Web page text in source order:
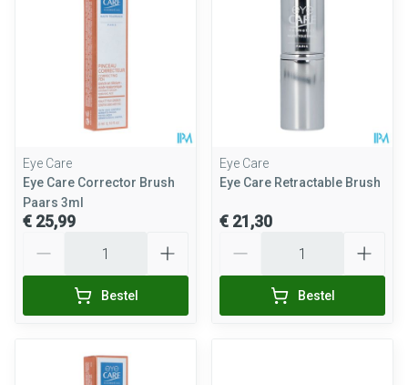
Eye Care
Eye Care Corrector Brush
Paars 3ml
€ 25,99
Bestel
Eye Care
Eye Care Retractable Brush
€ 21,30
Bestel